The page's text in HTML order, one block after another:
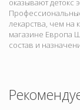
оказывают детокс
лекарства, чем на
магазине Европа
состав и